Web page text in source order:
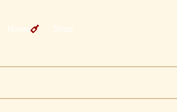
Home Shop